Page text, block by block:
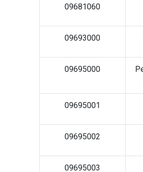
09681060
09693000
09695000
09695001
09695002
09695003